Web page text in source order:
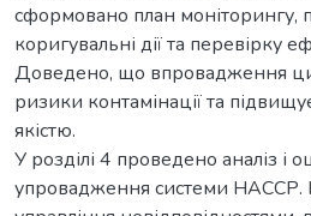
сформовано план
коригувальні дії та перевірку
Доведено, що впровадження
ризики контамінації та
якістю.
У розділі 4 проведено аналіз і
упровадження системи НАССР.